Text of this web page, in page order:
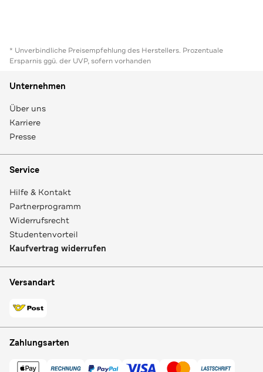
* Unverbindliche Preisempfehlung des Herstellers. Prozentuale
Ersparnis ggü. der UVP, sofern vorhanden
Unternehmen
Über uns
Karriere
Presse
Service
Hilfe & Kontakt
Partnerprogramm
Widerrufsrecht
Studentenvorteil
Kaufvertrag widerrufen
Versandart
Zahlungsarten